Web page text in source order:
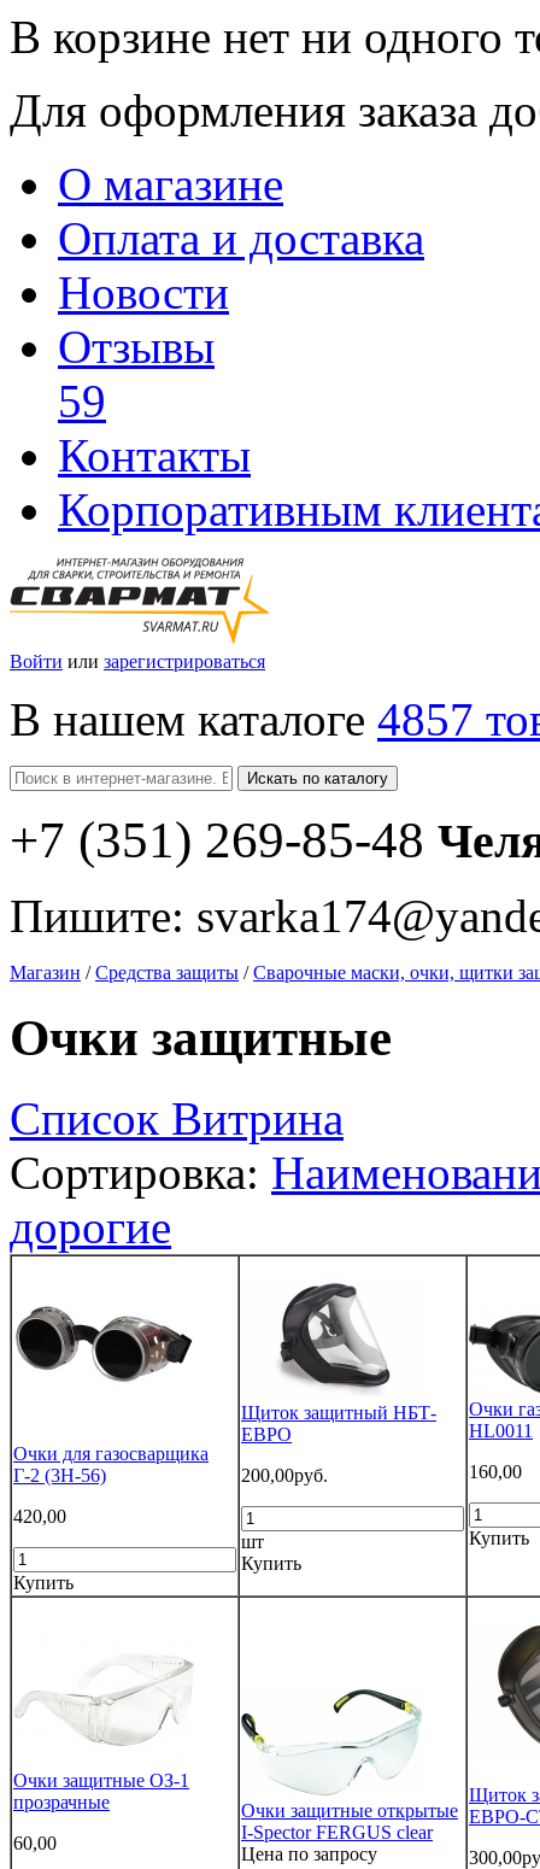
В корзине нет ни одного
Для оформления заказа
О магазине
Оплата и доставка
Новости
Отзывы
59
Контакты
Корпоративным
Войти или зарегистрироваться
В нашем каталоге 4857
Искать по каталогу
+7 (351) 269-85-48
Пишите:
Магазин / Средства защиты / Сварочные маски, очки, щитки
Очки защитные
Список Витрина
Сортировка:
дорогие
Очки для газосварщика
Г-2 (3Н-56)
420,00
Купить
Щиток защитный НБТ-
ЕВРО
200,00руб.
шт
Купить
Очки
HL0011
160,00
Купить
Очки защитные ОЗ-1
прозрачные
60,00
Очки защитные открытые
I-Spector FERGUS clear
Цена по запросу
Щиток
ЕВРО-